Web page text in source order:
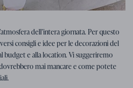
07. 01. 2026
per le
dell’intera giornata. Per questo
consigli e idee per le decorazioni del
budget e alla location. Vi suggeriremo
mai mancare e come potete